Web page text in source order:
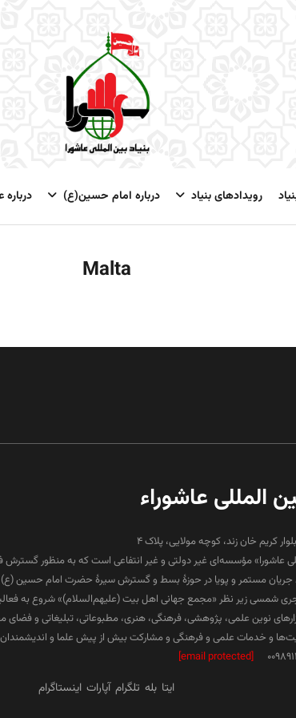
رویدادهای بنیاد درباره امام حسین(ع) درباره
Malta
المللی عاشوراء
کریم خان زند، کوچه مولایی، پلاک 4
عاشورا» مؤسسه‌ای غیر دولتی و غیر انتفاعی است که به منظور
جریان مستمر و پویا در حوزۀ بسط و گسترش سیرۀ حضرت امام حسین (ع)
۱۳۹۳ هجری شمسی زیر نظر «مجمع جهانی اهل بیت (علیهم‌السلام)» شروع به
نوین علمی، پژوهشی، فرهنگی، هنری، مطبوعاتی، تبلیغاتی و فضای
و خدمات علمی و فرهنگی و مشارکت بیش از پیش علما و اندیشمندان
[email protected]
ایتا بله تلگرام آپارات اینستاگرام